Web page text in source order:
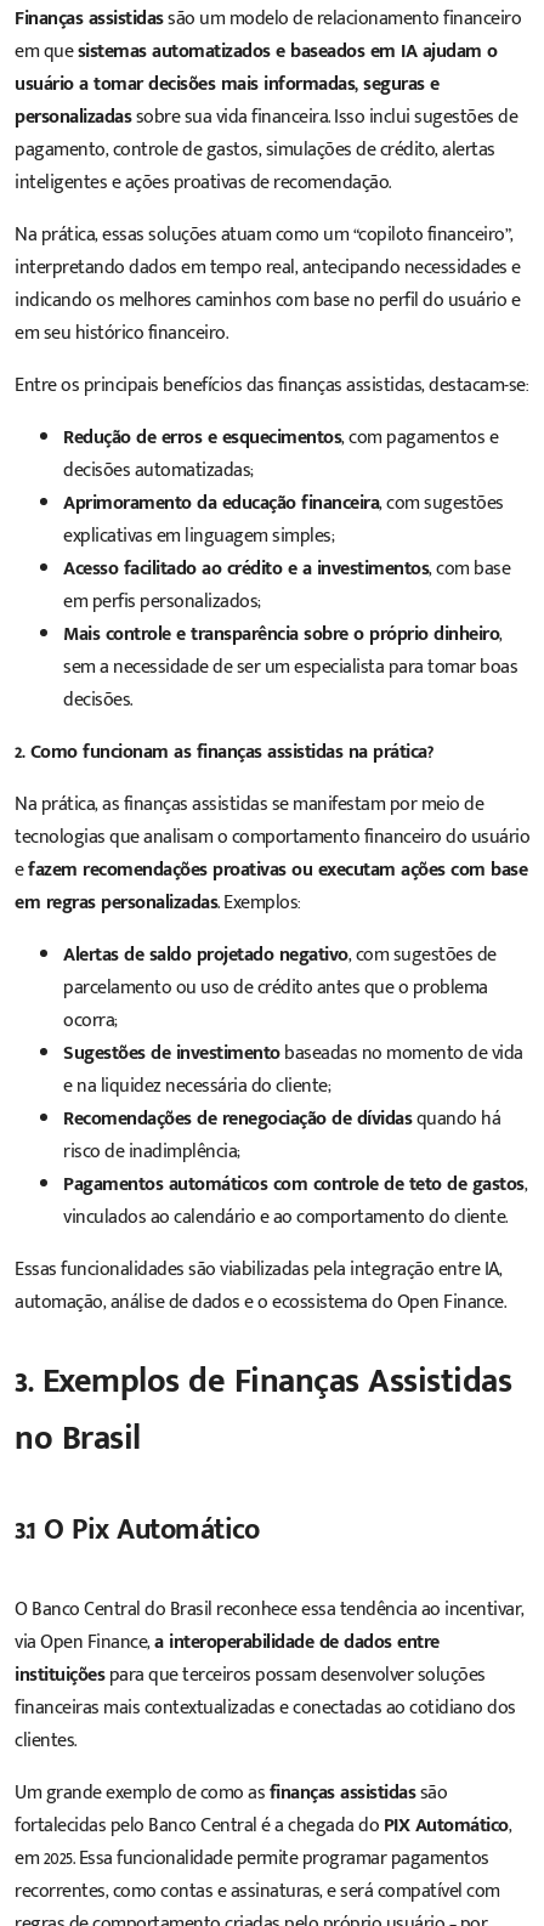
Finanças assistidassão um modelo de relacionamento financeiro
em quesistemas automatizados e baseados em IA ajudam o
usuário a tomar decisões mais informadas, seguras e
personalizadassobre sua vida financeira. Isso inclui sugestões de
pagamento, controle de gastos, simulações de crédito, alertas
inteligentes e ações proativas de recomendação.
Na prática, essas soluções atuam como um “copiloto financeiro”,
interpretando dados em tempo real, antecipando necessidades e
indicando os melhores caminhos com base no perfil do usuário e
em seu histórico financeiro.
Entre os principais benefícios das finanças assistidas, destacam-se:
Redução de erros e esquecimentos, com pagamentos e
decisões automatizadas;
Aprimoramento da educação financeira, com sugestões
explicativas em linguagem simples;
Acesso facilitado ao crédito e a investimentos, com base
em perfis personalizados;
Mais controle e transparência sobre o próprio dinheiro,
sem a necessidade de ser um especialista para tomar boas
decisões.
2. Como funcionam as finanças assistidas na prática?
Na prática, as finanças assistidas se manifestam por meio de
tecnologias que analisam o comportamento financeiro do usuário
efazem recomendações proativas ou executam ações com base
em regras personalizadas. Exemplos:
Alertas de saldo projetado negativo, com sugestões de
parcelamento ou uso de crédito antes que o problema
ocorra;
Sugestões de investimentobaseadas no momento de vida
e na liquidez necessária do cliente;
Recomendações de renegociação de dívidasquando há
risco de inadimplência;
Pagamentos automáticos com controle de teto de gastos,
vinculados ao calendário e ao comportamento do cliente.
Essas funcionalidades são viabilizadas pela integração entre IA,
automação, análise de dados e o ecossistema do Open Finance.
3. Exemplos de Finanças Assistidas
no Brasil
3.1 O Pix Automático
OBanco Central do Brasilreconhece essa tendência ao incentivar,
via Open Finance,a interoperabilidade de dados entre
instituiçõespara que terceiros possam desenvolver soluções
financeiras mais contextualizadas e conectadas ao cotidiano dos
clientes.
Um grande exemplo de como asfinanças assistidassão
fortalecidas pelo Banco Central é a chegada doPIX Automático,
em 2025. Essa funcionalidade permite programar pagamentos
recorrentes, como contas e assinaturas, e será compatível com